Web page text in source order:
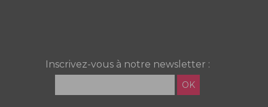
Inscrivez-vous à notre newsletter :
OK